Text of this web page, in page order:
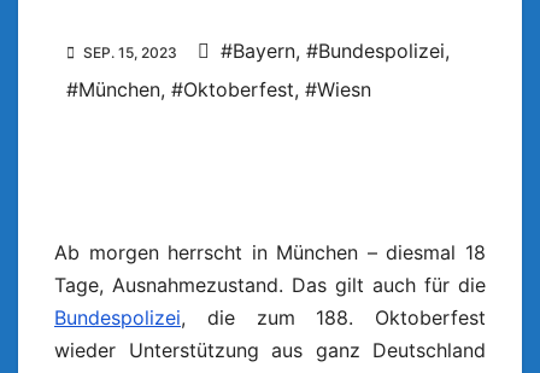
SEP. 15, 2023 #Bayern, #Bundespolizei,
#München, #Oktoberfest, #Wiesn
Ab morgen herrscht in München – diesmal 18
Tage, Ausnahmezustand. Das gilt auch für die
Bundespolizei, die zum 188. Oktoberfest
wieder Unterstützung aus ganz Deutschland